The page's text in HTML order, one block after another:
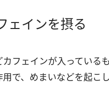
ェインを摂る
カフェインが入っている
で、めまいなどを起こ